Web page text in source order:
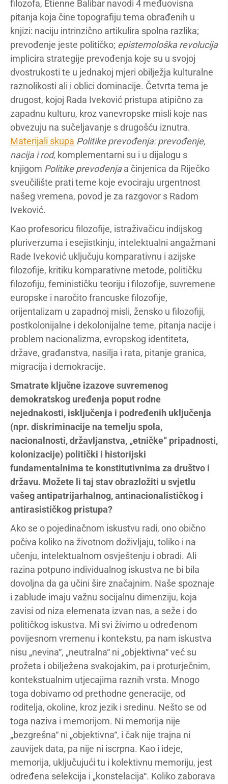
filozofa, Etienne Balibar navodi 4 međuovisna
pitanja koja čine topografiju tema obrađenih u
knjizi: naciju intrinzično artikulira spolna razlika;
prevođenje jeste političko; epistemološka revolucija
implicira strategije prevođenja koje su u svojoj
dvostrukosti te u jednakoj mjeri obilježja kulturalne
raznolikosti ali i oblici dominacije. Četvrta tema je
drugost, kojoj Rada Iveković pristupa atipično za
zapadnu kulturu, kroz vanevropske misli koje nas
obvezuju na sučeljavanje s drugošću iznutra.
Materijali skupa Politike prevođenja: prevođenje,
nacija i rod, komplementarni su i u dijalogu s
knjigom Politike prevođenjaa činjenica da Riječko
sveučilište prati teme koje evociraju urgentnost
našeg vremena, povod je za razgovor s Radom
Iveković.
Kao profesoricu filozofije, istraživačicu indijskog
pluriverzuma i esejistkinju, intelektualni angažmani
Rade Iveković uključuju komparativnu i azijske
filozofije, kritiku komparativne metode, političku
filozofiju, feminističku teoriju i filozofije, suvremene
europske i naročito francuske filozofije,
orijentalizam u zapadnoj misli, žensko u filozofiji,
postkolonijalne i dekolonijalne teme, pitanja nacije i
problem nacionalizma, evropskog identiteta,
države, građanstva, nasilja i rata, pitanje granica,
migracija i demokracije.
Smatrate ključne izazove suvremenog
demokratskog uređenja poput rodne
nejednakosti, isključenja i podređenih uključenja
(npr. diskriminacije na temelju spola,
nacionalnosti, državljanstva, „etničke“ pripadnosti,
kolonizacije) politički i historijski
fundamentalnima te konstitutivnima za društvo i
državu. Možete li taj stav obrazložiti u svjetlu
vašeg antipatrijarhalnog, antinacionalističkog i
antirasističkog pristupa?
Ako se o pojedinačnom iskustvu radi, ono obično
počiva koliko na životnom doživljaju, toliko i na
učenju, intelektualnom osvještenju i obradi. Ali
razina potpuno individualnog iskustva ne bi bila
dovoljna da ga učini šire značajnim. Naše spoznaje
i zablude imaju važnu socijalnu dimenziju, koja
zavisi od niza elemenata izvan nas, a seže i do
političkog iskustva. Mi svi živimo u određenom
povijesnom vremenu i kontekstu, pa nam iskustva
nisu „nevina“, „neutralna“ ni „objektivna“ već su
prožeta i obilježena svakojakim, pa i proturječnim,
kontekstualnim utjecajima raznih vrsta. Mnogo
toga dobivamo od prethodne generacije, od
roditelja, okoline, kroz jezik i sredinu. Nešto se od
toga naziva i memorijom. Ni memorija nije
„bezgrešna“ ni „objektivna“, i čak nije trajna ni
zauvijek data, pa nije ni iscrpna. Kao i ideje,
memorija, uključujući tu i kolektivnu memoriju, jest
određena selekcija i „konstelacija“. Koliko zaborava